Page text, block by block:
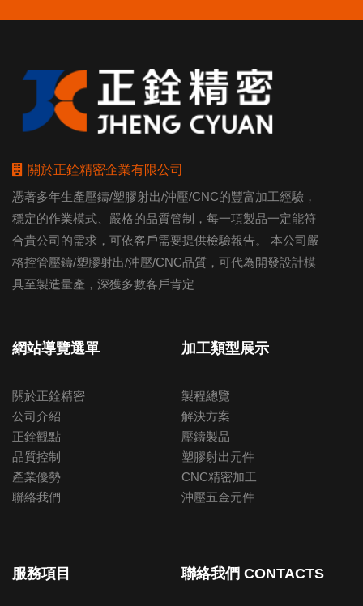
關於正銓精密企業有限公司
憑著多年生產壓鑄/塑膠射出/沖壓/CNC的豐富加工經驗，
穩定的作業模式、嚴格的品質管制，每一項製品一定能符
合貴公司的需求，可依客戶需要提供檢驗報告。 本公司嚴
格控管壓鑄/塑膠射出/沖壓/CNC品質，可代為開發設計模
具至製造量產，深獲多數客戶肯定
網站導覽選單
關於正銓精密
公司介紹
正銓觀點
品質控制
產業優勢
聯絡我們
加工類型展示
製程總覽
解決方案
壓鑄製品
塑膠射出元件
CNC精密加工
沖壓五金元件
服務項目 聯絡我們 CONTACTS